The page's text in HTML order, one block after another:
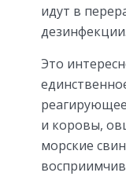
идут в
дезинфекции.
Это
и коровы,
морские